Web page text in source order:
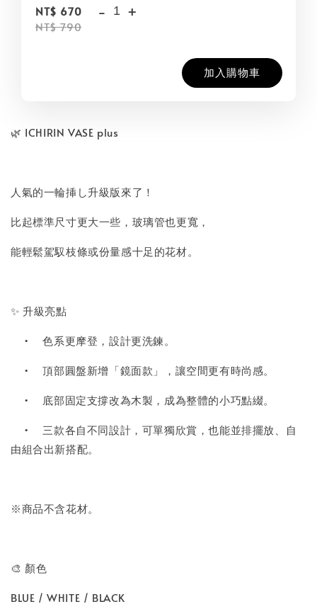
NT$ 670
NT$ 790
- +
加入購物車
🌿 ICHIRIN VASE plus
人氣的一輪挿し升級版來了！
比起標準尺寸更大一些，玻璃管也更寬，
能輕鬆駕馭枝條或份量感十足的花材。
✨ 升級亮點
•
色系更摩登，設計更洗鍊。
•
頂部圓盤新增「鏡面款」，讓空間更有時尚感。
•
底部固定支撐改為木製，成為整體的小巧點綴。
•
三款各自不同設計，可單獨欣賞，也能並排擺放、自
由組合出新搭配。
※商品不含花材。
🎨 顏色
BLUE / WHITE / BLACK